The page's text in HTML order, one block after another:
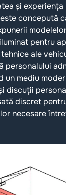
și experiența
concepută
pentru
ale
personalului
un mediu
discuții
discret
necesare